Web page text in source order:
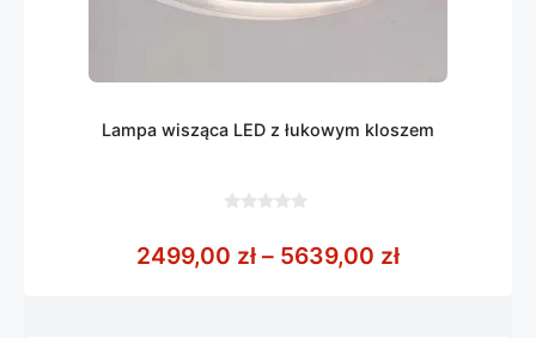
Lampa wisząca LED z łukowym kloszem
5
2499,00 zł – 5639,00 złZakres cen: